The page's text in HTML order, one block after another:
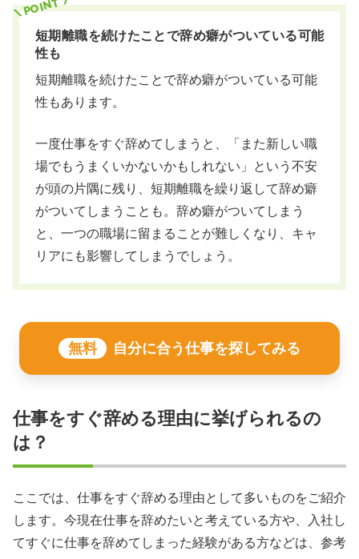
短期離職を続けたことで辞め癖がついている可能
性も
短期離職を続けたことで辞め癖がついている可能
性もあります。
一度仕事をすぐ辞めてしまうと、「また新しい職
場でもうまくいかないかもしれない」という不安
が頭の片隅に残り、短期離職を繰り返して辞め癖
がついてしまうことも。辞め癖がついてしまう
と、一つの職場に留まることが難しくなり、キャ
リアにも影響してしまうでしょう。
無料 自分に合う仕事を探してみる
仕事をすぐ辞める理由に挙げられるの
は？
ここでは、仕事をすぐ辞める理由として多いものをご紹介
します。今現在仕事を辞めたいと考えている方や、入社し
てすぐに仕事を辞めてしまった経験がある方などは、参考